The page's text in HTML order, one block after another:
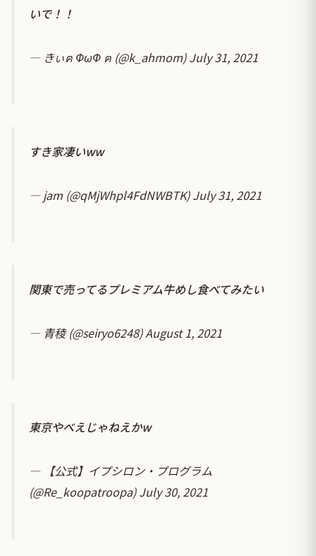
いで！！
— きぃฅ ΦωΦ ฅ (@k_ahmom)July 31, 2021
すき家凄いww
— jam (@qMjWhpl4FdNWBTK)July 31, 2021
関東で売ってるプレミアム牛めし食べてみたい
— 青稜 (@seiryo6248)August 1, 2021
東京やべえじゃねえかw
— 【公式】イプシロン・プログラム
(@Re_koopatroopa)July 30, 2021